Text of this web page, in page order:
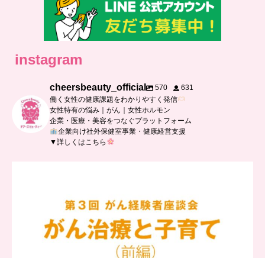
instagram
cheersbeauty_official 570
631
働く女性の健康課題をわかりやすく発信
女性特有の悩み｜がん｜女性ホルモン
企業・医療・美容をつなぐプラットフォーム
企業向け社外保健室事業・健康経営支援
▼詳しくはこちら